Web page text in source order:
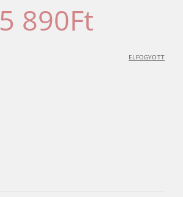
5 890Ft
ELFOGYOTT